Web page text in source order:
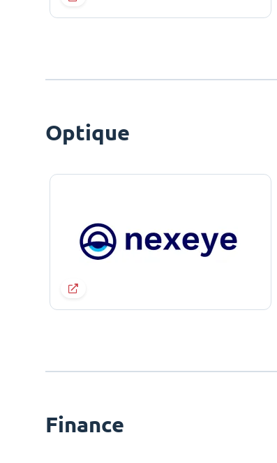
Optique
Finance